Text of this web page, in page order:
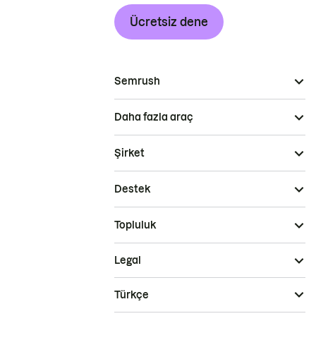
Ücretsiz dene
Semrush
Daha fazla araç
Şirket
Destek
Topluluk
Legal
Türkçe